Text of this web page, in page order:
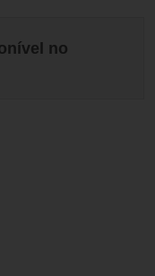
no